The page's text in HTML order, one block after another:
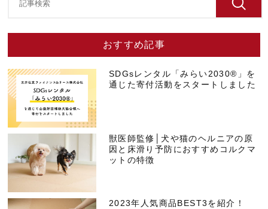
おすすめ記事
SDGsレンタル「みらい2030®」を
通じた寄付活動をスタートしました
獣医師監修│犬や猫のヘルニアの原
因と床滑り予防におすすめコルクマ
ットの特徴
2023年人気商品BEST3を紹介！